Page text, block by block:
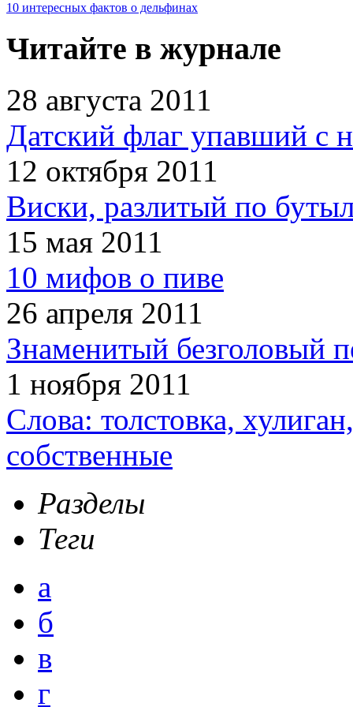
10 интересных фактов о дельфинах
Читайте в журнале
28 августа 2011
Датский флаг упавший с
12 октября 2011
Виски, разлитый по
15 мая 2011
10 мифов о пиве
26 апреля 2011
Знаменитый безголовый
1 ноября 2011
Слова: толстовка,
собственные
Разделы
Теги
а
б
в
г